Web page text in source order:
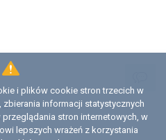
i plików cookie stron trzecich w
zbierania informacji statystycznych
stron internetowych, w
lepszych wrażeń z korzystania